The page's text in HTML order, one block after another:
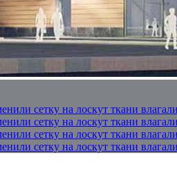
сетку на лоскут ткани
сетку на лоскут ткани
сетку на лоскут ткани
сетку на лоскут ткани